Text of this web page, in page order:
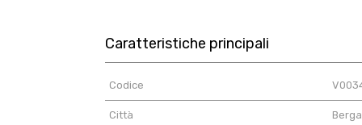
Caratteristiche principali
Codice
Città